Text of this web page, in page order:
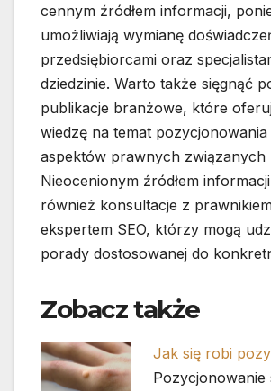
cennym źródłem informacji,
umożliwiają wymianę
przedsiębiorcami oraz
dziedzinie. Warto także sięgnąć
publikacje branżowe, które
wiedzę na temat
aspektów prawnych związanych
Nieocenionym źródłem
również konsultacje z
ekspertem SEO, którzy mogą
porady dostosowanej do
Zobacz także
Jak się robi
Pozycjonowanie